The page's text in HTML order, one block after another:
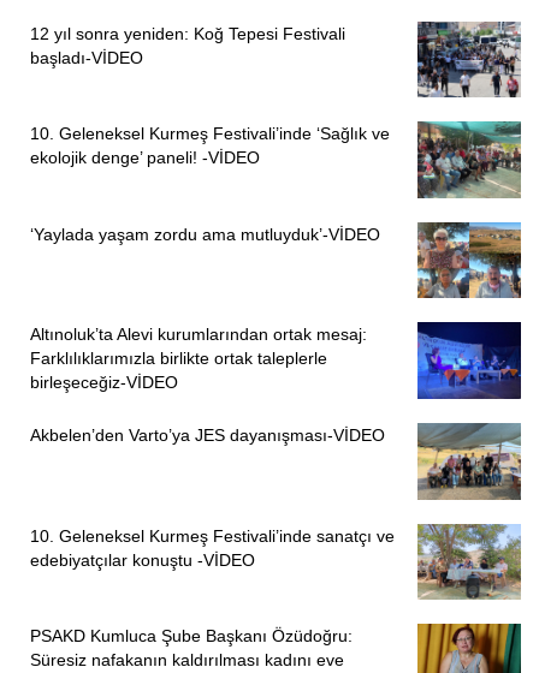
12 yıl sonra yeniden: Koğ Tepesi Festivali
başladı-VİDEO
10. Geleneksel Kurmeş Festivali’inde ‘Sağlık ve
ekolojik denge’ paneli! -VİDEO
‘Yaylada yaşam zordu ama mutluyduk’-VİDEO
Altınoluk’ta Alevi kurumlarından ortak mesaj:
Farklılıklarımızla birlikte ortak taleplerle
birleşeceğiz-VİDEO
Akbelen’den Varto’ya JES dayanışması-VİDEO
10. Geleneksel Kurmeş Festivali’inde sanatçı ve
edebiyatçılar konuştu -VİDEO
PSAKD Kumluca Şube Başkanı Özüdoğru:
Süresiz nafakanın kaldırılması kadını eve